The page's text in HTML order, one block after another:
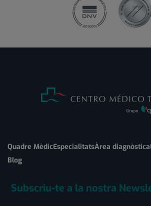
Quadre MèdicEspecialitatsÀrea diagnòstica
Blog
Subscriu-te a la nostra